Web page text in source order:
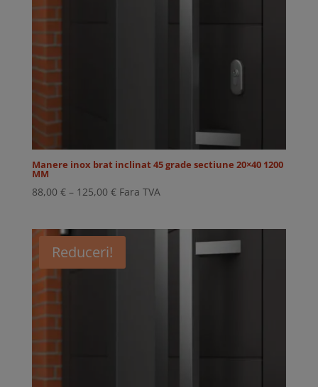
Manere inox brat inclinat 45 grade sectiune 20×40 1200
MM
88,00 € – 125,00 €Interval
88,00 €
la
Fara TVA
Reduceri!